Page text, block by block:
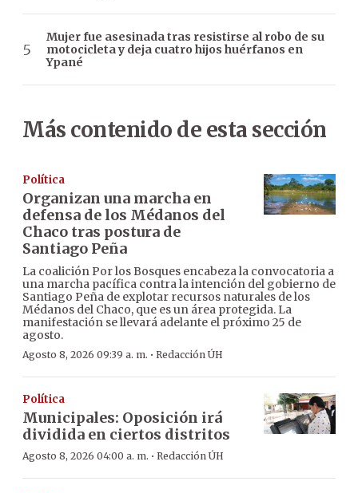
Mujer fue asesinada tras resistirse al robo de su
motocicleta y deja cuatro hijos huérfanos en
Ypané
Más contenido de esta sección
Política
Organizan una marcha en
defensa de los Médanos del
Chaco tras postura de
Santiago Peña
La coalición Por los Bosques encabeza la convocatoria a
una marcha pacífica contra la intención del gobierno de
Santiago Peña de explotar recursos naturales de los
Médanos del Chaco, que es un área protegida. La
manifestación se llevará adelante el próximo 25 de
agosto.
Agosto 8, 2026 09:39 a. m. · Redacción ÚH
Política
Municipales: Oposición irá
dividida en ciertos distritos
Agosto 8, 2026 04:00 a. m. · Redacción ÚH